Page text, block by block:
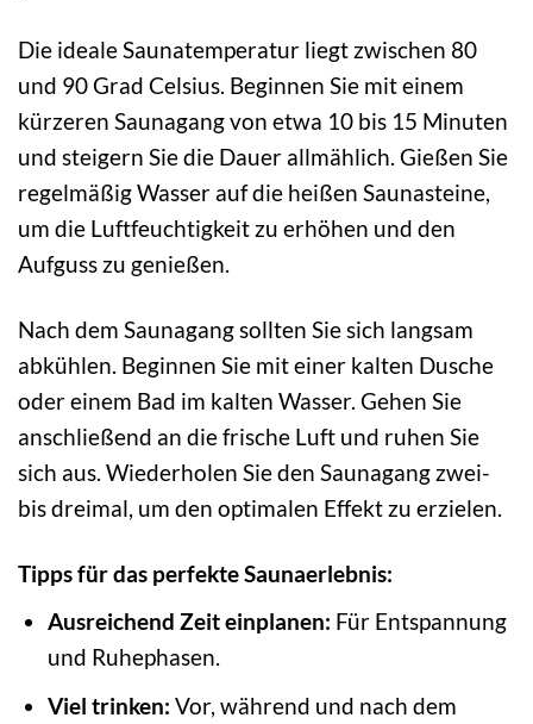
Die ideale Saunatemperatur liegt zwischen 80
und 90 Grad Celsius. Beginnen Sie mit einem
kürzeren Saunagang von etwa 10 bis 15 Minuten
und steigern Sie die Dauer allmählich. Gießen Sie
regelmäßig Wasser auf die heißen Saunasteine,
um die Luftfeuchtigkeit zu erhöhen und den
Aufguss zu genießen.
Nach dem Saunagang sollten Sie sich langsam
abkühlen. Beginnen Sie mit einer kalten Dusche
oder einem Bad im kalten Wasser. Gehen Sie
anschließend an die frische Luft und ruhen Sie
sich aus. Wiederholen Sie den Saunagang zwei-
bis dreimal, um den optimalen Effekt zu erzielen.
Tipps für das perfekte Saunaerlebnis:
Ausreichend Zeit einplanen: Für Entspannung
und Ruhephasen.
Viel trinken: Vor, während und nach dem